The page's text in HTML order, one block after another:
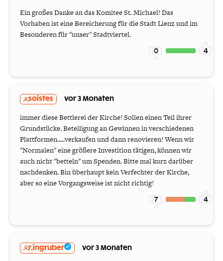
Ein großes Danke an das Komitee St. Michael! Das
Vorhaben ist eine Bereicherung für die Stadt Lienz und im
Besonderen für "unser" Stadtviertel.
0 4
soistes vor 3 Monaten
immer diese Bettlerei der Kirche! Sollen einen Teil ihrer
Grundstücke. Beteiligung an Gewinnen in verschiedenen
Plattformen.....verkaufen und dann renovieren! Wenn wir
"Normalen" eine größere Investition tätigen, können wir
auch nicht "betteln" um Spenden. Bitte mal kurz darüber
nachdenken. Bin überhaupt kein Verfechter der Kirche,
aber so eine Vorgangsweise ist nicht richtig!
7 4
r.ingruber vor 3 Monaten